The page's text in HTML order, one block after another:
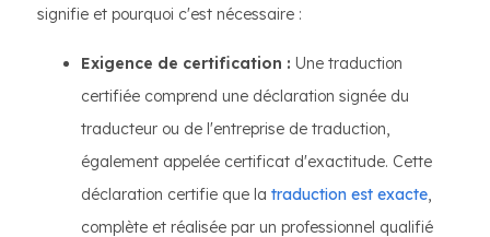
signifie et pourquoi c'est nécessaire :
Exigence de certification : Une traduction
certifiée comprend une déclaration signée du
traducteur ou de l'entreprise de traduction,
également appelée certificat d'exactitude. Cette
déclaration certifie que la traduction est exacte,
complète et réalisée par un professionnel qualifié